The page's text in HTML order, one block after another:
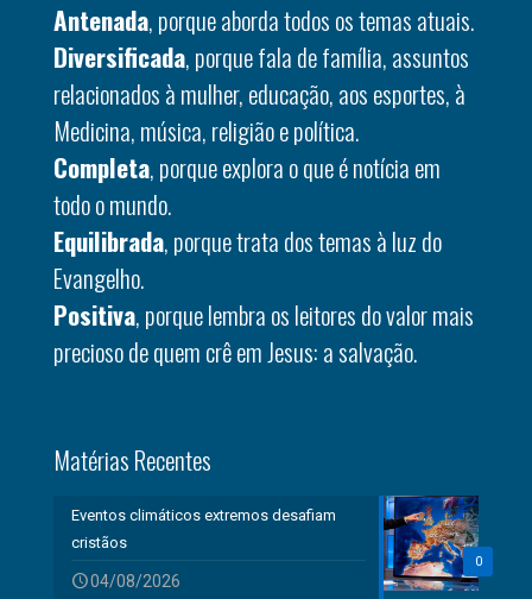
Antenada, porque aborda todos os temas atuais.
Diversificada, porque fala de família, assuntos
relacionados à mulher, educação, aos esportes, à
Medicina, música, religião e política.
Completa, porque explora o que é notícia em
todo o mundo.
Equilibrada, porque trata dos temas à luz do
Evangelho.
Positiva, porque lembra os leitores do valor mais
precioso de quem crê em Jesus: a salvação.
Matérias Recentes
0
Eventos climáticos extremos desafiam
cristãos
04/08/2026